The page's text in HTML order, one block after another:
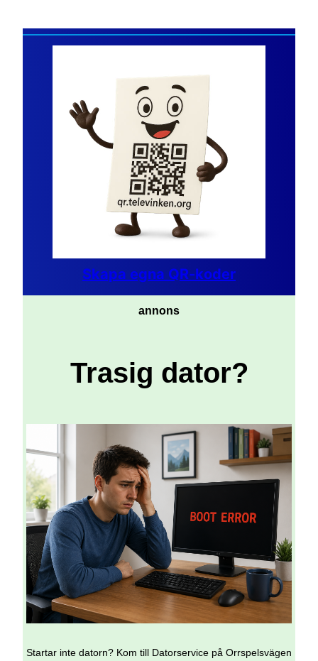
Skapa egna QR-koder
annons
Trasig dator?
Startar inte datorn? Kom till Datorservice på Orrspelsvägen